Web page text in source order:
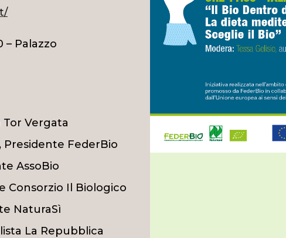
– Palazzo
Tor Vergata
Presidente FederBio
AssoBio
Consorzio Il Biologico
NaturaSì
La Repubblica